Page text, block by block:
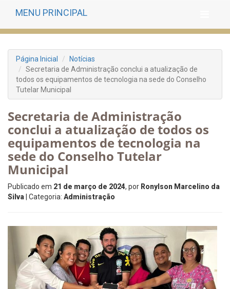
MENU PRINCIPAL
Página Inicial
Notícias
Secretaria de Administração conclui a atualização de
todos os equipamentos de tecnologia na sede do Conselho
Tutelar Municipal
Secretaria de Administração
conclui a atualização de todos os
equipamentos de tecnologia na
sede do Conselho Tutelar
Municipal
Publicado em 21 de março de 2024, por Ronylson Marcelino da
Silva | Categoria: Administração